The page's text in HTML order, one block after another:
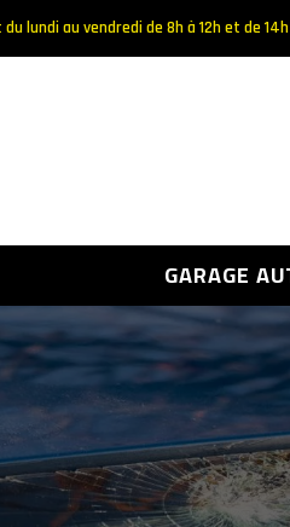
lundi au vendredi de 8h à 12h et de 14h
GARAGE